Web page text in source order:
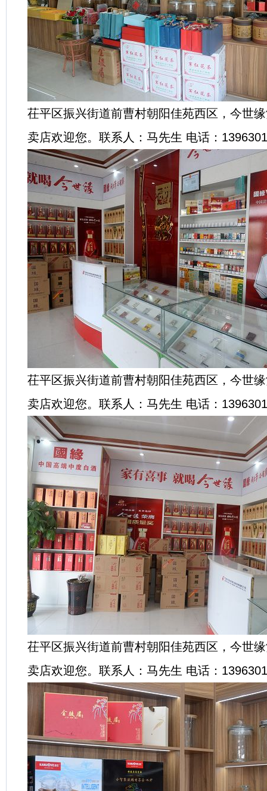
茌平区振兴街道前曹村朝阳佳苑西区，今世
卖店欢迎您。联系人：马先生 电话：
茌平区振兴街道前曹村朝阳佳苑西区，今世
卖店欢迎您。联系人：马先生 电话：
茌平区振兴街道前曹村朝阳佳苑西区，今世
卖店欢迎您。联系人：马先生 电话：